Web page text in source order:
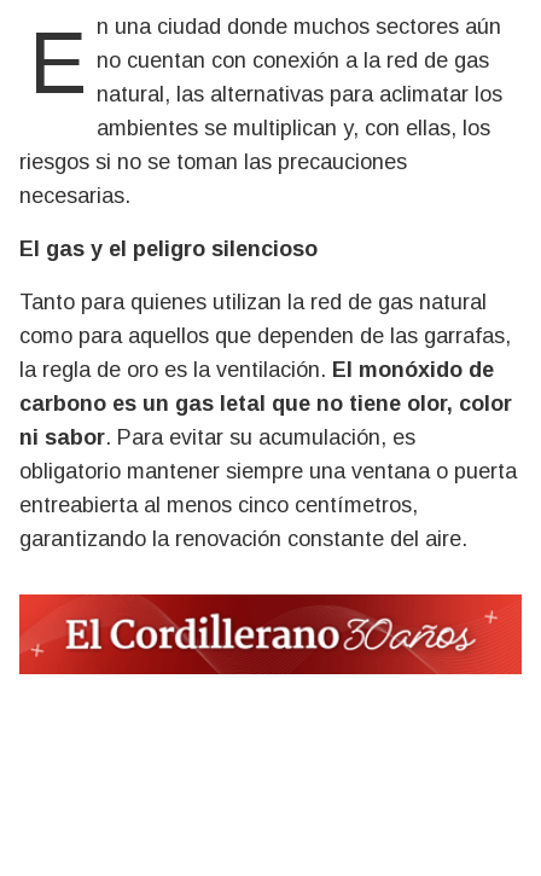
En una ciudad donde muchos sectores aún no cuentan con conexión a la red de gas
natural, las alternativas para aclimatar los
ambientes se multiplican y, con ellas, los
riesgos si no se toman las precauciones
necesarias.
El gas y el peligro silencioso
Tanto para quienes utilizan la red de gas natural
como para aquellos que dependen de las garrafas,
la regla de oro es la ventilación. El monóxido de
carbono es un gas letal que no tiene olor, color
ni sabor. Para evitar su acumulación, es
obligatorio mantener siempre una ventana o puerta
entreabierta al menos cinco centímetros,
garantizando la renovación constante del aire.